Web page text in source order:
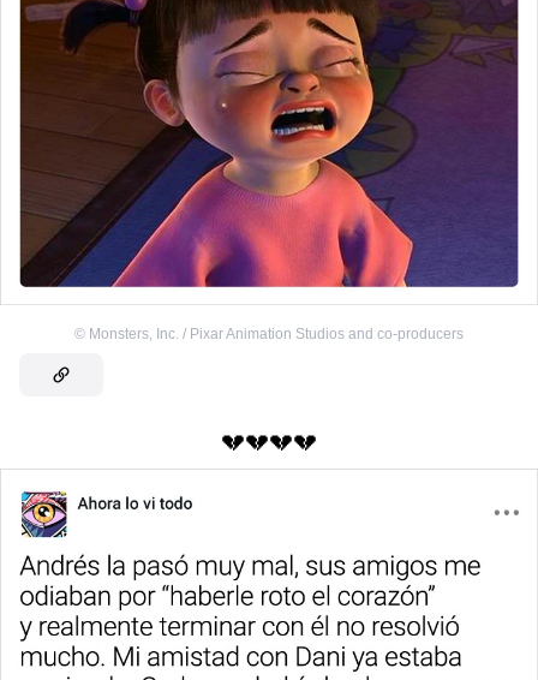
© Monsters, Inc. / Pixar Animation Studios and co-producers
💔💔💔💔